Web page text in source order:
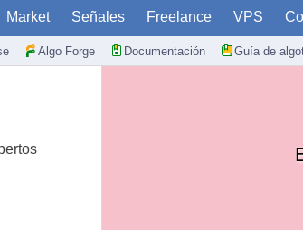
Market Señales Freelance VPS
Algo Forge Documentación Guía de